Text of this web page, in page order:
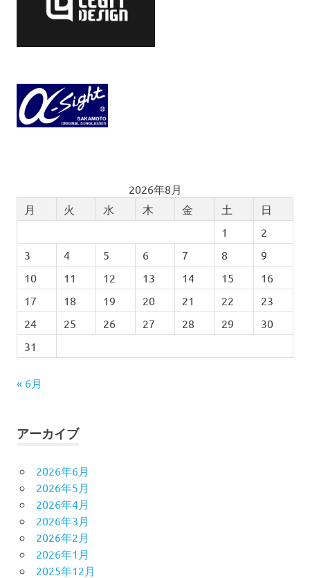
2026年8月
月
火 水 木 金 土
日
1
2
3
4 5 6 7 8
9
10
11 12 13 14 15
16
17
18 19 20 21 22
23
24
25 26 27 28 29
30
31
« 6月
アーカイブ
2026年6月
2026年5月
2026年4月
2026年3月
2026年2月
2026年1月
2025年12月